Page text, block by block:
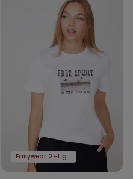
Easywear 2+1 gratis